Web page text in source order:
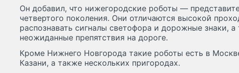
Он добавил, что нижегородские роботы —
четвертого поколения. Они отличаются высокой
распознавать сигналы светофора и дорожные знаки,
неожиданные препятствия на дороге.
Кроме Нижнего Новгорода такие роботы есть в
Казани, а также нескольких пригородах.